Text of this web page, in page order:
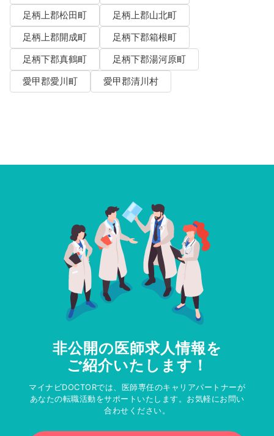
足柄上郡松田町
足柄上郡山北町
足柄上郡開成町
足柄下郡箱根町
足柄下郡真鶴町
足柄下郡湯河原町
愛甲郡愛川町
愛甲郡清川村
非公開の医師求人情報を
ご紹介いたします！
マイナビDOCTORでは、医師専任のキャリアパートナーが
あなたの転職活動をサポートいたします。お気軽にお問い
合わせください。